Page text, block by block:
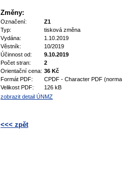
Změny:
Označení:
Z1
Typ:
tisková změna
Vydána:
1.10.2019
Věstník:
10/2019
Účinnost od:
9.10.2019
Počet stran:
2
Orientační cena: 36 Kč
Formát PDF:
CPDF - Character PDF (norma
Velikost PDF:
126 kB
zobrazit detail ÚNMZ
<<< zpět